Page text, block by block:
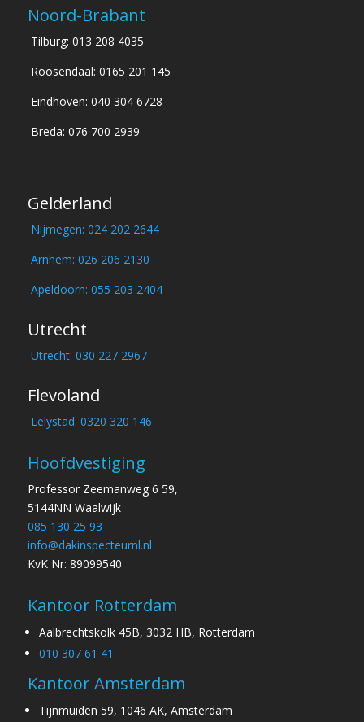
Noord-Brabant
Tilburg: 013 208 4035
Roosendaal: 0165 201 145
Eindhoven: 040 304 6728
Breda: 076 700 2939
Gelderland
Nijmegen: 024 202 2644
Arnhem: 026 206 2130
Apeldoorn: 055 203 2404
Utrecht
Utrecht: 030 227 2967
Flevoland
Lelystad: 0320 320 146
Hoofdvestiging
Professor Zeemanweg 6 59,
5144NN Waalwijk
085 130 25 93
info@dakinspecteurnl.nl
KvK Nr: 89099540
Kantoor Rotterdam
Aalbrechtskolk 45B, 3032 HB, Rotterdam
010 307 61 41
Kantoor Amsterdam
Tijnmuiden 59, 1046 AK, Amsterdam